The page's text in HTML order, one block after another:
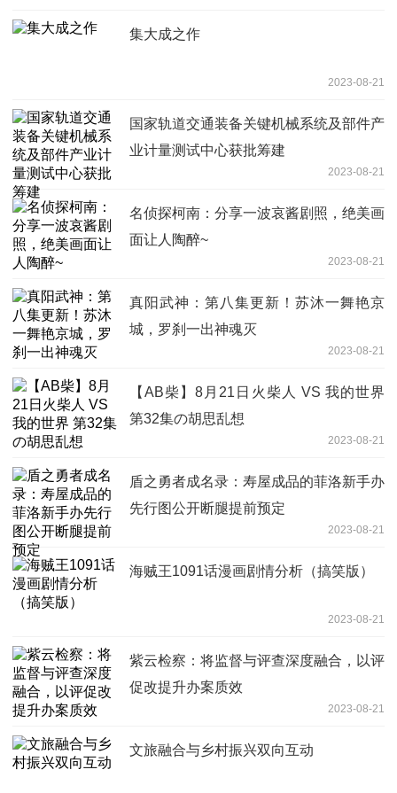
集大成之作
2023-08-21
国家轨道交通装备关键机械系统及部件产
业计量测试中心获批筹建
2023-08-21
名侦探柯南：分享一波哀酱剧照，绝美画
面让人陶醉~
2023-08-21
真阳武神：第八集更新！苏沐一舞艳京
城，罗刹一出神魂灭
2023-08-21
【AB柴】8月21日火柴人 VS 我的世界
第32集の胡思乱想
2023-08-21
盾之勇者成名录：寿屋成品的菲洛新手办
先行图公开断腿提前预定
2023-08-21
海贼王1091话漫画剧情分析（搞笑版）
2023-08-21
紫云检察：将监督与评查深度融合，以评
促改提升办案质效
2023-08-21
文旅融合与乡村振兴双向互动